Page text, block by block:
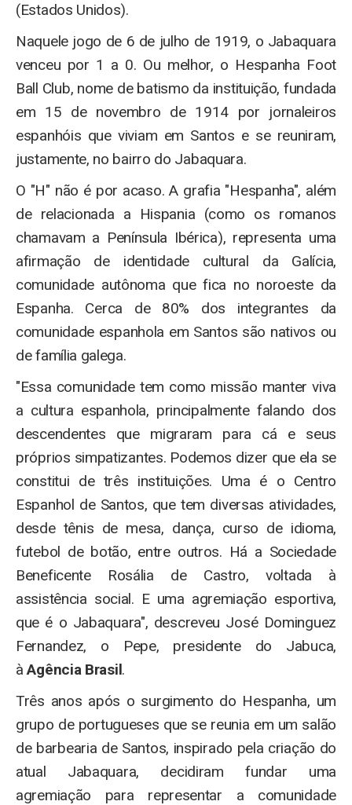
(Estados Unidos).
Naquele jogo de 6 de julho de 1919, o Jabaquara
venceu por 1 a 0. Ou melhor, o Hespanha Foot
Ball Club, nome de batismo da instituição, fundada
em 15 de novembro de 1914 por jornaleiros
espanhóis que viviam em Santos e se reuniram,
justamente, no bairro do Jabaquara.
O "H" não é por acaso. A grafia "Hespanha", além
de relacionada a Hispania (como os romanos
chamavam a Península Ibérica), representa uma
afirmação de identidade cultural da Galícia,
comunidade autônoma que fica no noroeste da
Espanha. Cerca de 80% dos integrantes da
comunidade espanhola em Santos são nativos ou
de família galega.
"Essa comunidade tem como missão manter viva
a cultura espanhola, principalmente falando dos
descendentes que migraram para cá e seus
próprios simpatizantes. Podemos dizer que ela se
constitui de três instituições. Uma é o Centro
Espanhol de Santos, que tem diversas atividades,
desde tênis de mesa, dança, curso de idioma,
futebol de botão, entre outros. Há a Sociedade
Beneficente Rosália de Castro, voltada à
assistência social. E uma agremiação esportiva,
que é o Jabaquara", descreveu José Dominguez
Fernandez, o Pepe, presidente do Jabuca,
àAgência Brasil.
Três anos após o surgimento do Hespanha, um
grupo de portugueses que se reunia em um salão
de barbearia de Santos, inspirado pela criação do
atual Jabaquara, decidiram fundar uma
agremiação para representar a comunidade